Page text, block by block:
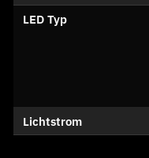
LED Typ
Lichtstrom